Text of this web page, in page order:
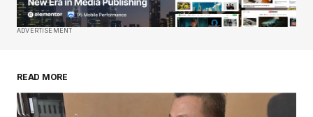
ADVERTISEMENT
READ MORE